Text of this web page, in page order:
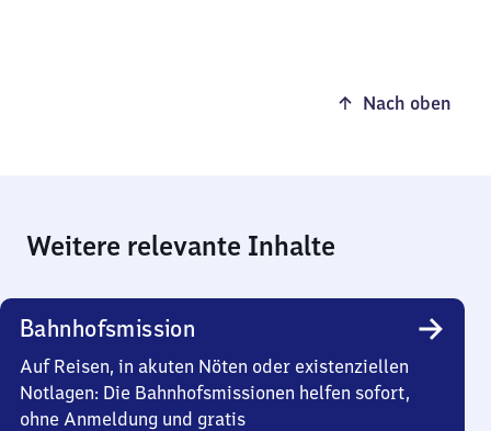
Nach oben
Weitere relevante Inhalte
Bahnhofsmission
Auf Reisen, in akuten Nöten oder existenziellen
Notlagen: Die Bahnhofsmissionen helfen sofort,
ohne Anmeldung und gratis